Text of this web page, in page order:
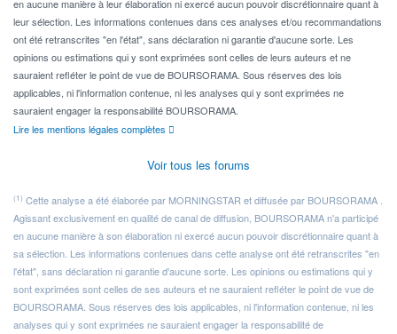
en aucune manière à leur élaboration ni exercé aucun pouvoir discrétionnaire quant à
leur sélection. Les informations contenues dans ces analyses et/ou recommandations
ont été retranscrites "en l'état", sans déclaration ni garantie d'aucune sorte. Les
opinions ou estimations qui y sont exprimées sont celles de leurs auteurs et ne
sauraient refléter le point de vue de BOURSORAMA. Sous réserves des lois
applicables, ni l'information contenue, ni les analyses qui y sont exprimées ne
sauraient engager la responsabilité BOURSORAMA.
Lire les mentions légales complètes
Voir tous les forums
(1) Cette analyse a été élaborée par MORNINGSTAR et diffusée par BOURSORAMA .
Agissant exclusivement en qualité de canal de diffusion, BOURSORAMA n'a participé
en aucune manière à son élaboration ni exercé aucun pouvoir discrétionnaire quant à
sa sélection. Les informations contenues dans cette analyse ont été retranscrites "en
l'état", sans déclaration ni garantie d'aucune sorte. Les opinions ou estimations qui y
sont exprimées sont celles de ses auteurs et ne sauraient refléter le point de vue de
BOURSORAMA. Sous réserves des lois applicables, ni l'information contenue, ni les
analyses qui y sont exprimées ne sauraient engager la responsabilité de